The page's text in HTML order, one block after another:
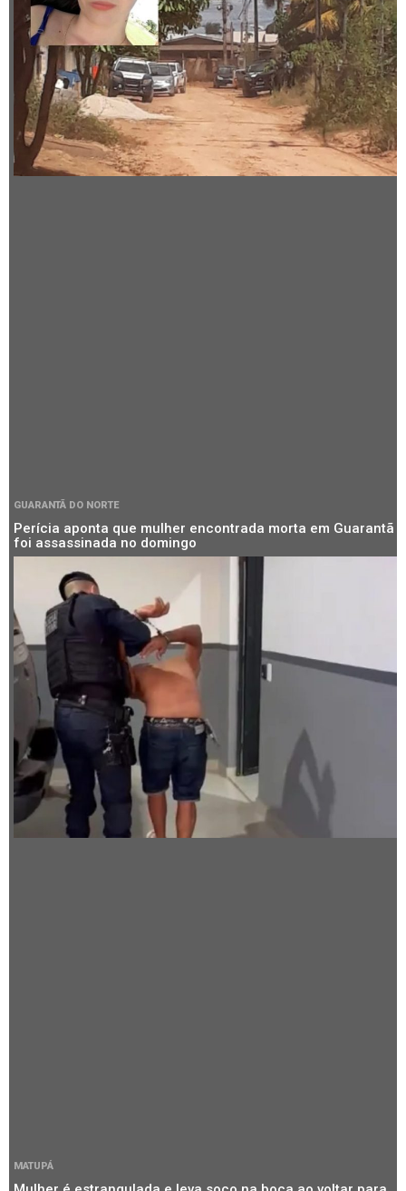
GUARANTÃ DO NORTE
Perícia aponta que mulher encontrada morta em Guarantã
foi assassinada no domingo
MATUPÁ